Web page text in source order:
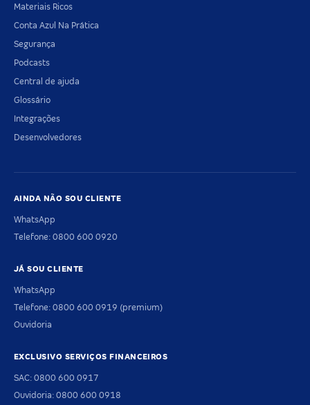
Materiais Ricos
Conta Azul Na Prática
Segurança
Podcasts
Central de ajuda
Glossário
Integrações
Desenvolvedores
AINDA NÃO SOU CLIENTE
WhatsApp
Telefone: 0800 600 0920
JÁ SOU CLIENTE
WhatsApp
Telefone: 0800 600 0919 (premium)
Ouvidoria
EXCLUSIVO SERVIÇOS FINANCEIROS
SAC: 0800 600 0917
Ouvidoria: 0800 600 0918